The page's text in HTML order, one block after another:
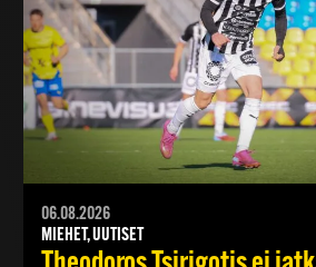
06.08.2026
MIEHET, UUTISET